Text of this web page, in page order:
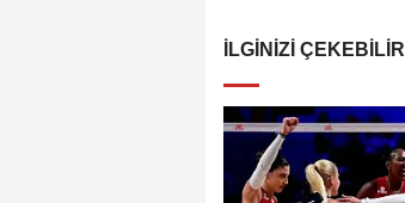
İLGINIZI ÇEKEBILIR